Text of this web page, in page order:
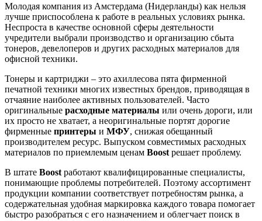
Молодая компания из Амстердама (Нидерланды) как нельзя
лучше приспособлена к работе в реальных условиях рынка.
Неспроста в качестве основной сферы деятельности
учредители выбрали производство и организацию сбыта
тонеров, девелоперов и других расходных материалов для
офисной техники.
Тонеры и картриджи – это ахиллесова пята фирменной
печатной техники многих известных брендов, приводящая в
отчаяние наиболее активных пользователей. Часто
оригинальные расходные материалы или очень дороги, или
их просто не хватает, а неоригинальные портят дорогие
фирменные принтеры и МФУ, снижая обещанный
производителем ресурс. Выпуском совместимых расходных
материалов по приемлемым ценам Boost решает проблему.
В штате Boost работают квалифицированные специалисты,
понимающие проблемы потребителей. Поэтому ассортимент
продукции компании соответствует потребностям рынка, а
содержательная удобная маркировка каждого товара помогает
быстро разобраться с его назначением и облегчает поиск в